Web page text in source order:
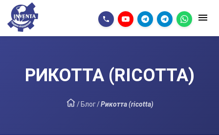
РИКОТТА (RICOTTA)
/ Блог/Рикотта (ricotta)